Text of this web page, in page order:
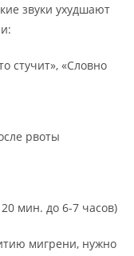
звуки ухудшают
стучит», «Словно
рвоты
мин. до 6-7 часов)
мигрени, нужно